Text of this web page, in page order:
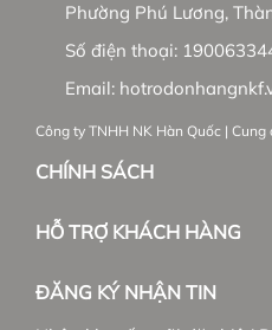
Phường Phú Lương,
Số điện thoại:
Email:
Công ty TNHH NK Hàn Quốc | Cung
CHÍNH SÁCH
HỖ TRỢ KHÁCH HÀNG
ĐĂNG KÝ NHẬN TIN